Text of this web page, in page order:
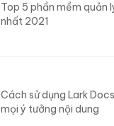
Top 5 phần mềm quản
nhất 2021
Cách sử dụng Lark
mọi ý tưởng nội dung